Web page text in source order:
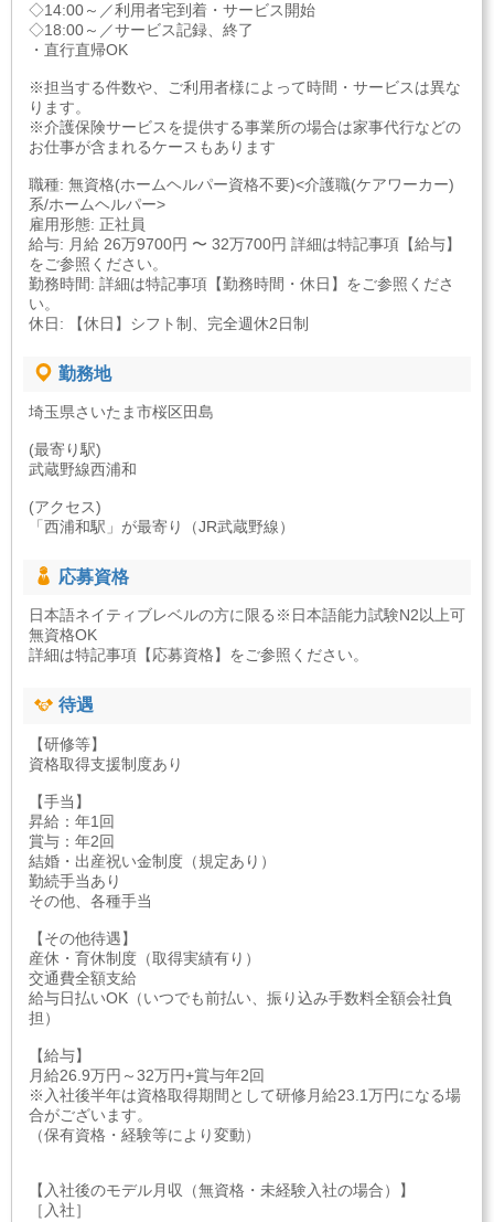
◇14:00～／利用者宅到着・サービス開始
◇18:00～／サービス記録、終了
・直行直帰OK
※担当する件数や、ご利用者様によって時間・サービスは異な
ります。
※介護保険サービスを提供する事業所の場合は家事代行などの
お仕事が含まれるケースもあります
職種: 無資格(ホームヘルパー資格不要)<介護職(ケアワーカー)
系/ホームヘルパー>
雇用形態: 正社員
給与: 月給 26万9700円 〜 32万700円 詳細は特記事項【給与】
をご参照ください。
勤務時間: 詳細は特記事項【勤務時間・休日】をご参照くださ
い。
休日: 【休日】シフト制、完全週休2日制
勤務地
埼玉県さいたま市桜区田島
(最寄り駅)
武蔵野線西浦和
(アクセス)
「西浦和駅」が最寄り（JR武蔵野線）
応募資格
日本語ネイティブレベルの方に限る※日本語能力試験N2以上可
無資格OK
詳細は特記事項【応募資格】をご参照ください。
待遇
【研修等】
資格取得支援制度あり
【手当】
昇給：年1回
賞与：年2回
結婚・出産祝い金制度（規定あり）
勤続手当あり
その他、各種手当
【その他待遇】
産休・育休制度（取得実績有り）
交通費全額支給
給与日払いOK（いつでも前払い、振り込み手数料全額会社負
担）
【給与】
月給26.9万円～32万円+賞与年2回
※入社後半年は資格取得期間として研修月給23.1万円になる場
合がございます。
（保有資格・経験等により変動）
【入社後のモデル月収（無資格・未経験入社の場合）】
［入社］